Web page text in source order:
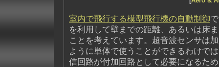
室内で飛行する模型飛行機の自動制御
を利用して壁までの距離、あるいは床
ことを考えています。超音波センサは
ように単体で使うことができるわけで
信回路が付加回路として必要になるた